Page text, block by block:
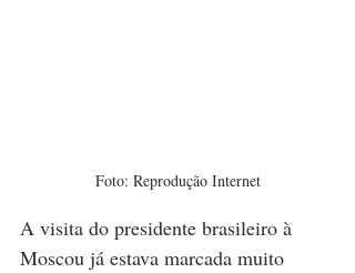
Foto: Reprodução Internet
A visita do presidente brasileiro à
Moscou já estava marcada muito